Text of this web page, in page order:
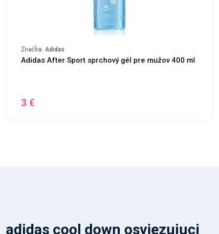
Značka: Adidas
Adidas After Sport sprchový gél pre mužov 400 ml
3 €
adidas cool down osviezujuci